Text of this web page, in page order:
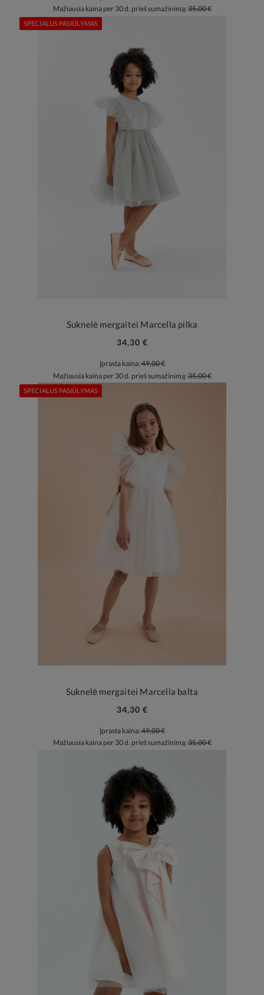
Mažiausia kaina per 30 d. prieš sumažinimą:35,00 €
Suknelė mergaitei Marcella pilka
34,30 €
Įprasta kaina:49,00 €
Mažiausia kaina per 30 d. prieš sumažinimą:35,00 €
SPECIALUS PASIŪLYMAS
Suknelė mergaitei Marcella balta
34,30 €
Įprasta kaina:49,00 €
Mažiausia kaina per 30 d. prieš sumažinimą:35,00 €
SPECIALUS PASIŪLYMAS